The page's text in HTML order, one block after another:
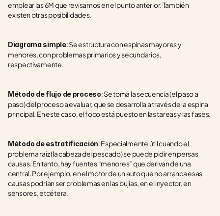
emplear las 6M que revisamos en el punto anterior. También
existen otras posibilidades.
Diagrama simple: Se estructura con espinas mayores y
menores, con problemas primarios y secundarios,
respectivamente.
Método de flujo de proceso: Se toma la secuencia (el paso a
paso) del proceso a evaluar, que se desarrolla a través de la espina
principal. En este caso, el foco está puesto en las tareas y las fases.
Método de estratificación: Especialmente útil cuando el
problema raíz (la cabeza del pescado) se puede pidir en persas
causas. En tanto, hay fuentes “menores” que derivan de una
central. Por ejemplo, en el motor de un auto que no arranca esas
causas podrían ser problemas en las bujías, en el inyector, en
sensores, etcétera.